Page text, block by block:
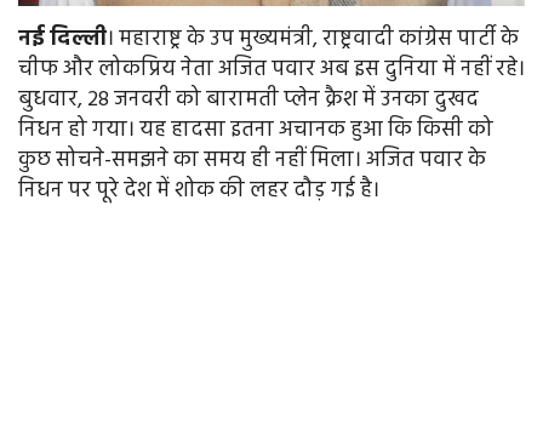
नईदिल्ली। महाराष्ट्र के उप मुख्यमंत्री, राष्ट्रवादी कांग्रेस पार्टी के
चीफ और लोकप्रिय नेता अजित पवार अब इस दुनिया में नहीं रहे।
बुधवार, 28 जनवरी को बारामती प्लेन क्रैश में उनका दुखद
निधन हो गया। यह हादसा इतना अचानक हुआ कि किसी को
कुछ सोचने-समझने का समय ही नहीं मिला। अजित पवार के
निधन पर पूरे देश में शोक की लहर दौड़ गई है।